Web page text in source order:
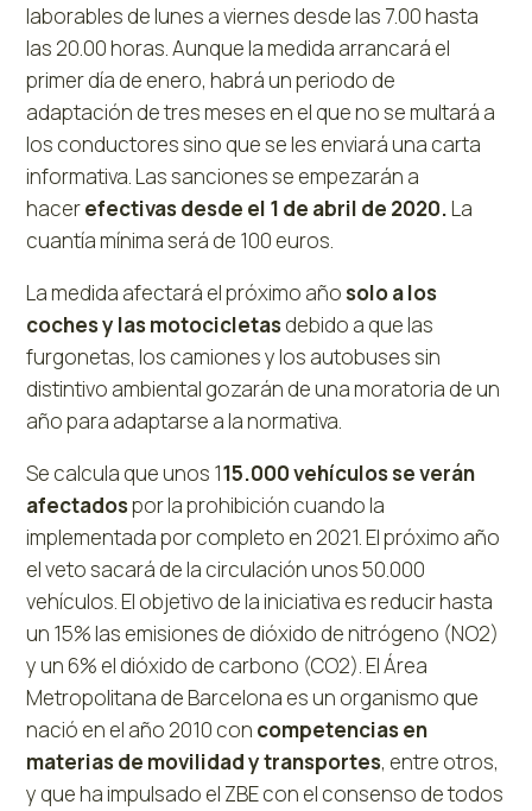
laborables de lunes a viernes desde las 7.00 hasta
las 20.00 horas. Aunque la medida arrancará el
primer día de enero, habrá un periodo de
adaptación de tres meses en el que no se multará a
los conductores sino que se les enviará una carta
informativa. Las sanciones se empezarán a
hacerefectivas desde el 1 de abril de 2020.La
cuantía mínima será de 100 euros.
La medida afectará el próximo añosolo a los
coches y las motocicletas debido a que las
furgonetas, los camiones y los autobuses sin
distintivo ambiental gozarán de una moratoria de un
año para adaptarse a la normativa.
Se calcula que unos 115.000 vehículos se verán
afectadospor la prohibición cuando la
implementada por completo en 2021. El próximo año
el veto sacará de la circulación unos 50.000
vehículos. El objetivo de la iniciativa es reducir hasta
un 15% las emisiones de dióxido de nitrógeno (NO2)
y un 6% el dióxido de carbono (CO2). El Área
Metropolitana de Barcelona es un organismo que
nació en el año 2010 con competencias en
materias de movilidad y transportes, entre otros,
y que ha impulsado el ZBE con el consenso de todos